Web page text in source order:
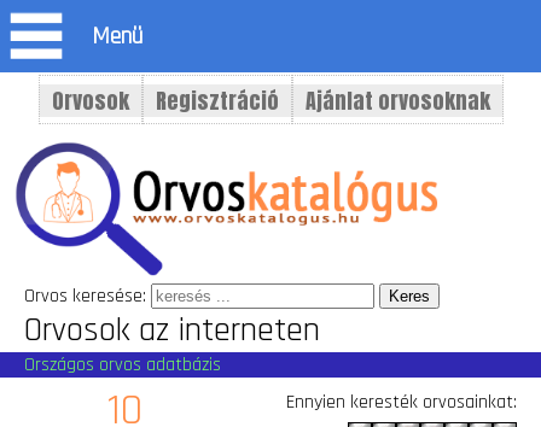
Orvos keresése:
Orvosok az interneten
Országos orvos adatbázis
10 Ennyien keresték orvosainkat:
Orvosok Regisztráció Ajánlat orvosoknak
Menü